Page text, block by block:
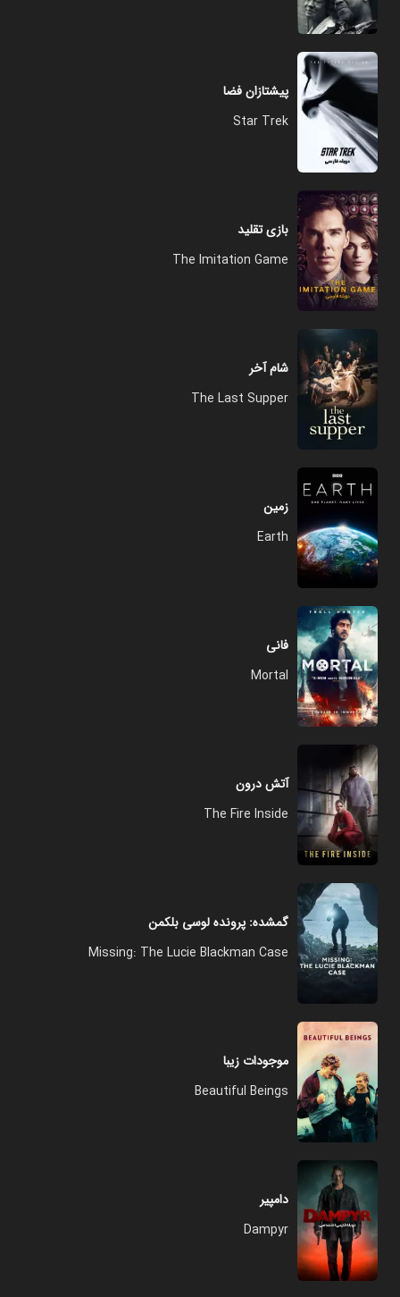
پیشتازان فضا
Star Trek
بازی تقلید
The Imitation Game
شام آخر
The Last Supper
زمین
Earth
فانی
Mortal
آتش درون
The Fire Inside
گمشده: پرونده لوسی بلکمن
Missing: The Lucie Blackman Case
موجودات زیبا
Beautiful Beings
دامپیر
Dampyr